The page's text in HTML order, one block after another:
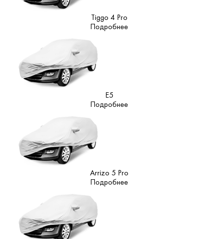
Tiggo 4 Pro
Подробнее
E5
Подробнее
Arrizo 5 Pro
Подробнее